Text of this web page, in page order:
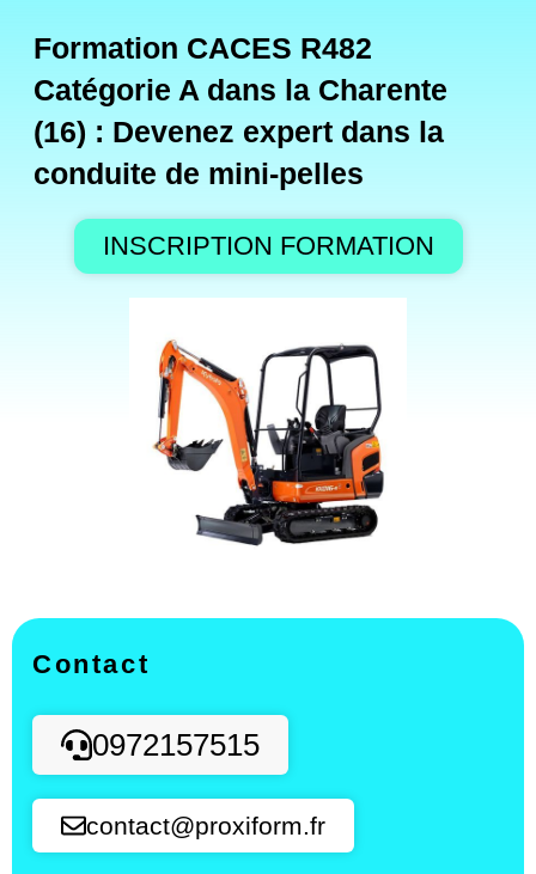
Formation CACES R482
Catégorie A dans la Charente
(16) : Devenez expert dans la
conduite de mini-pelles
INSCRIPTION FORMATION
Contact
0972157515
contact@proxiform.fr